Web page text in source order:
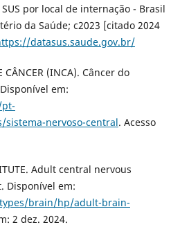
por local de internação - Brasil
da Saúde; c2023 [citado 2024
datasus.saude.gov.br/
CÂNCER (INCA). Câncer do
em:
nervoso-central. Acesso
Adult central nervous
Disponível em:
brain/hp/adult-brain-
2 dez. 2024.